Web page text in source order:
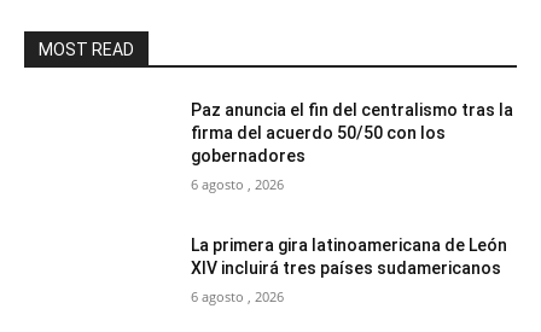
MOST READ
Paz anuncia el fin del centralismo tras la
firma del acuerdo 50/50 con los
gobernadores
6 agosto , 2026
La primera gira latinoamericana de León
XIV incluirá tres países sudamericanos
6 agosto , 2026